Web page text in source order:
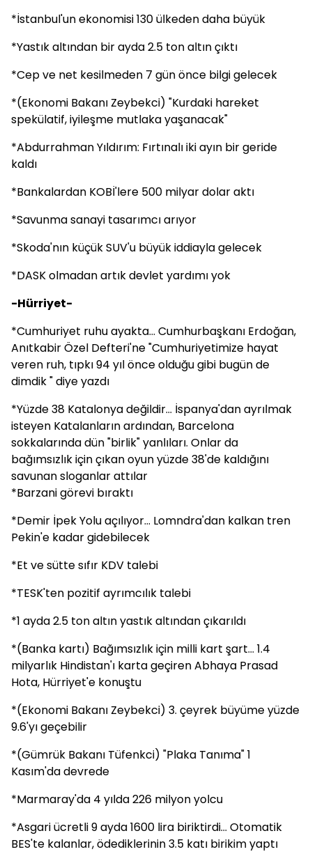
*İstanbul'un ekonomisi 130 ülkeden daha büyük
*Yastık altından bir ayda 2.5 ton altın çıktı
*Cep ve net kesilmeden 7 gün önce bilgi gelecek
*(Ekonomi Bakanı Zeybekci) "Kurdaki hareket
spekülatif, iyileşme mutlaka yaşanacak"
*Abdurrahman Yıldırım: Fırtınalı iki ayın bir geride
kaldı
*Bankalardan KOBİ'lere 500 milyar dolar aktı
*Savunma sanayi tasarımcı arıyor
*Skoda'nın küçük SUV'u büyük iddiayla gelecek
*DASK olmadan artık devlet yardımı yok
-Hürriyet-
*Cumhuriyet ruhu ayakta... Cumhurbaşkanı Erdoğan,
Anıtkabir Özel Defteri'ne "Cumhuriyetimize hayat
veren ruh, tıpkı 94 yıl önce olduğu gibi bugün de
dimdik " diye yazdı
*Yüzde 38 Katalonya değildir... İspanya'dan ayrılmak
isteyen Katalanların ardından, Barcelona
sokkalarında dün "birlik" yanlıları. Onlar da
bağımsızlık için çıkan oyun yüzde 38'de kaldığını
savunan sloganlar attılar
*Barzani görevi bıraktı
*Demir İpek Yolu açılıyor... Lomndra'dan kalkan tren
Pekin'e kadar gidebilecek
*Et ve sütte sıfır KDV talebi
*TESK'ten pozitif ayrımcılık talebi
*1 ayda 2.5 ton altın yastık altından çıkarıldı
*(Banka kartı) Bağımsızlık için milli kart şart... 1.4
milyarlık Hindistan'ı karta geçiren Abhaya Prasad
Hota, Hürriyet'e konuştu
*(Ekonomi Bakanı Zeybekci) 3. çeyrek büyüme yüzde
9.6'yı geçebilir
*(Gümrük Bakanı Tüfenkci) "Plaka Tanıma" 1
Kasım'da devrede
*Marmaray'da 4 yılda 226 milyon yolcu
*Asgari ücretli 9 ayda 1600 lira biriktirdi... Otomatik
BES'te kalanlar, ödediklerinin 3.5 katı birikim yaptı